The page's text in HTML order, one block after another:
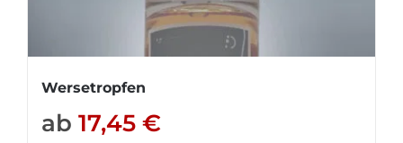
Wersetropfen
ab 17,45 €